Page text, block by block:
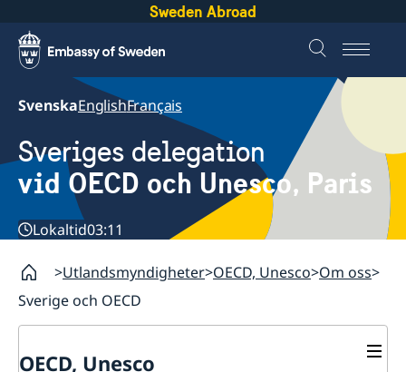
Sweden Abroad
SvenskaEnglishFrançais
Sveriges delegation
vid OECD och Unesco, Paris
Lokaltid03:11
Utlandsmyndigheter OECD, Unesco Om oss
Sverige och OECD
OECD, Unesco